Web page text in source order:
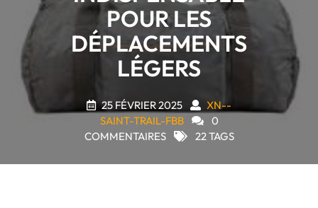
POUR LES
DÉPLACEMENTS
LÉGERS
25 FÉVRIER 2025
XN--
SAINT-TRAIL-FBB
0
COMMENTAIRES
22 TAGS